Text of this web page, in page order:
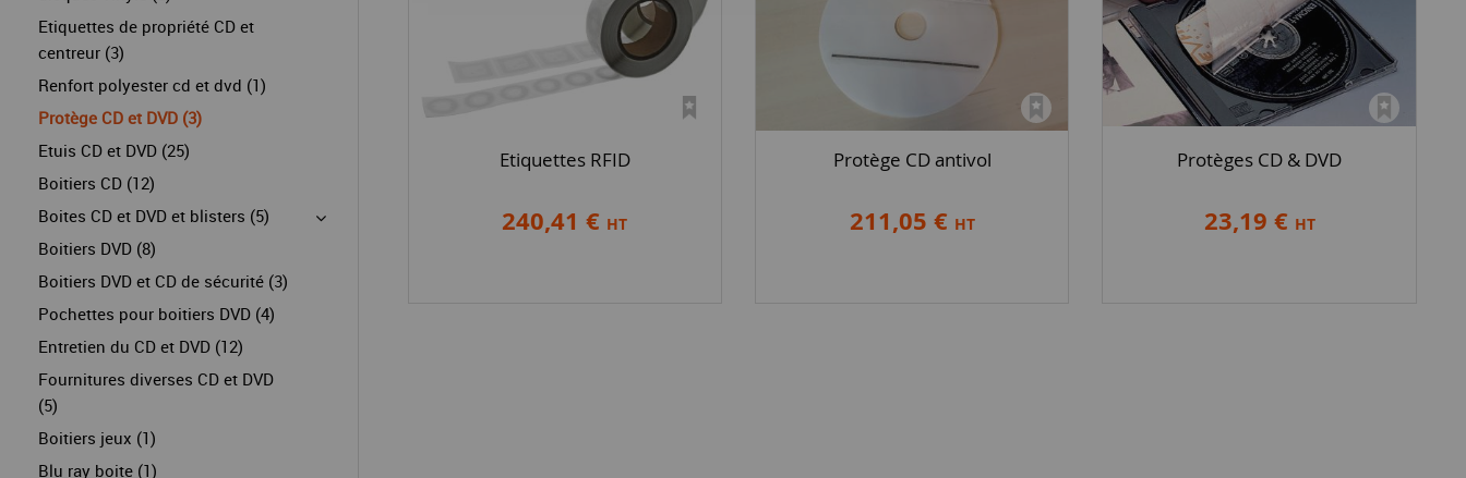
Etiquettes de propriété CD et
centreur (3)
Renfort polyester cd et dvd (1)
Protège CD et DVD (3)
Etuis CD et DVD (25)
Boitiers CD (12)
Boites CD et DVD et blisters (5)
Boitiers DVD (8)
Boitiers DVD et CD de sécurité (3)
Pochettes pour boitiers DVD (4)
Entretien du CD et DVD (12)
Fournitures diverses CD et DVD
(5)
Boitiers jeux (1)
Blu ray boite (1)
Etiquettes RFID
240,41 € HT
Protège CD antivol
211,05 € HT
Protèges CD & DVD
23,19 € HT